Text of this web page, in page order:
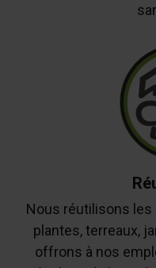
Nous réutilisons les
plantes, terreaux,
offrons à nos